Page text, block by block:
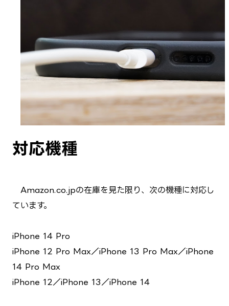
対応機種
Amazon.co.jpの在庫を見た限り、次の機種に対応し
ています。
iPhone 14 Pro
iPhone 12 Pro Max／iPhone 13 Pro Max／iPhone
14 Pro Max
iPhone 12／iPhone 13／iPhone 14